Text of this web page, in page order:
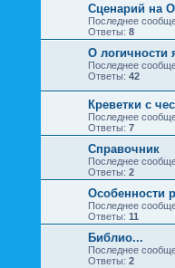
Сценарий на
Последнее
Ответы: 8
О логичности
Последнее
Ответы: 42
Креветки с
Последнее
Ответы: 7
Справочник
Последнее
Ответы: 2
Особенности
Последнее
Ответы: 11
Библио...
Последнее
Ответы: 2